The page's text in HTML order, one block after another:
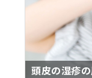
頭皮の湿疹